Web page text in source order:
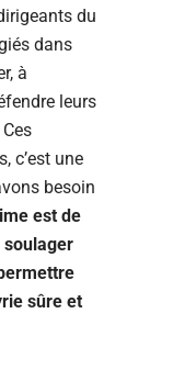
du
dans
à
leurs
c’est une
besoin
est de
sûre et